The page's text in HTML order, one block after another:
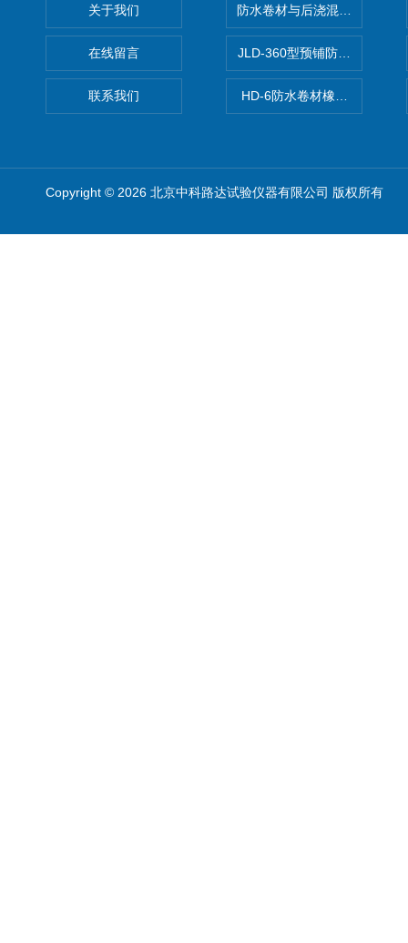
关于我们
在线留言
联系我们
防水卷材与后浇混凝土剥离强
JLD-360型预铺防水卷材抗冲
HD-6防水卷材橡胶测厚仪
Copyright © 2026 北京中科路达试验仪器有限公司 版权所有